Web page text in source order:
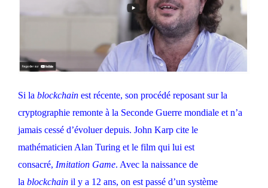
Si la blockchain est récente, son procédé reposant sur la
cryptographie remonte à la Seconde Guerre mondiale et n’a
jamais cessé d’évoluer depuis. John Karp cite le
mathématicien Alan Turing et le film qui lui est
consacré, Imitation Game. Avec la naissance de
la blockchain il y a 12 ans, on est passé d’un système